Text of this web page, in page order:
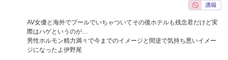
AV女優と海外でプールでいちゃついてその後ホテルも残念君だけど実
際はハゲというのが…
男性ホルモン精力満々で今までのイメージと間逆で気持ち悪いイメー
ジになったよ伊野尾